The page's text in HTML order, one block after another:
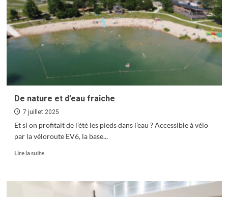
De nature et d’eau fraîche
7 juillet 2025
Et si on profitait de l’été les pieds dans l’eau ? Accessible à vélo
par la véloroute EV6, la base...
Lire la suiteEn
sur